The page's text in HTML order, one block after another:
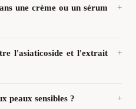
une crème ou un sérum
l'asiaticoside et l'extrait
peaux sensibles ?